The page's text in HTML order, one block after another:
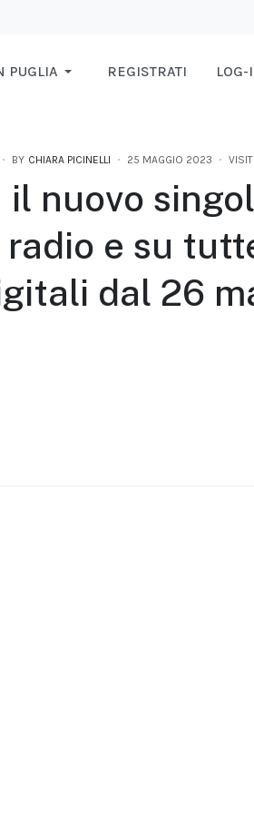
PUGLIA REGISTRATI LOG-
BY CHIARA PICINELLI 25 MAGGIO 2023
il nuovo
radio e su
dal 26
“RANDAGI”, IN ARRIVO IL NUOVO